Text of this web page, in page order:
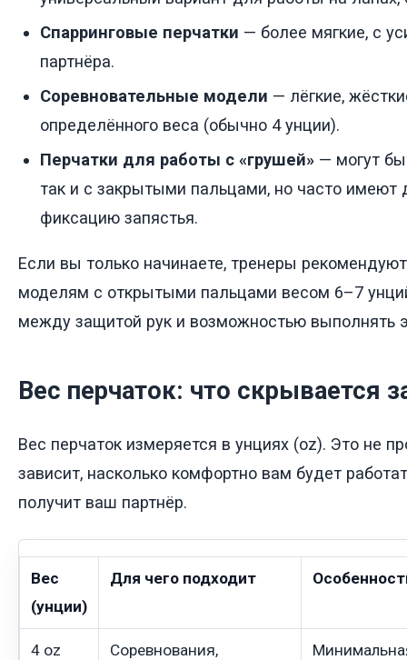
Спарринговые перчатки — более мягкие, с
партнёра.
Соревновательные модели — лёгкие,
определённого веса (обычно 4 унции).
Перчатки для работы с «грушей» — могут
так и с закрытыми пальцами, но часто имеют
фиксацию запястья.
Если вы только начинаете, тренеры
моделям с открытыми пальцами весом 6–7
между защитой рук и возможностью выполнять
Вес перчаток: что скрывается
Вес перчаток измеряется в унциях (oz). Это не
зависит, насколько комфортно вам будет
получит ваш партнёр.
Вес
(унции)
Для чего подходит
4 oz
Соревнования,